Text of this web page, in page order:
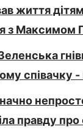
життя
з Максимом
співачку
правду